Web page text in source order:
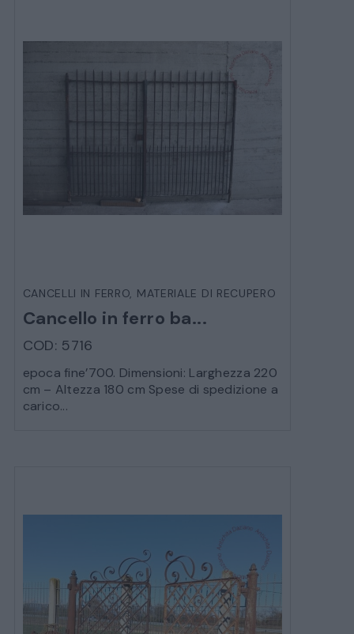
MOBILI
CAMERE
COMÒ E COMODINI
SALE DA PRANZO E SOGGIORNO
TAVOLI TAVOLINI CONSOLE
CANCELLI IN FERRO, MATERIALE DI RECUPERO
Cancello in ferro ba...
COD: 5716
epoca fine’700. Dimensioni: Larghezza 220
cm – Altezza 180 cm Spese di spedizione a
carico...